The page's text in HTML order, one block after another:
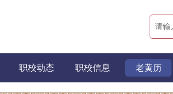
职校动态 职校信息 老黄历